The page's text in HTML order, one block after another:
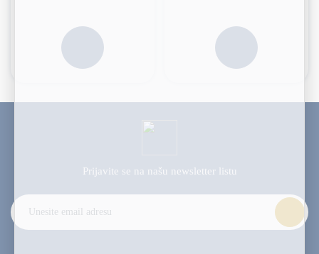
Prijavite se na našu newsletter listu